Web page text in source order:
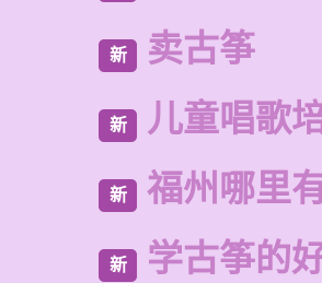
新 卖古筝
新 儿童唱歌
新 福州哪里
新 学古筝的